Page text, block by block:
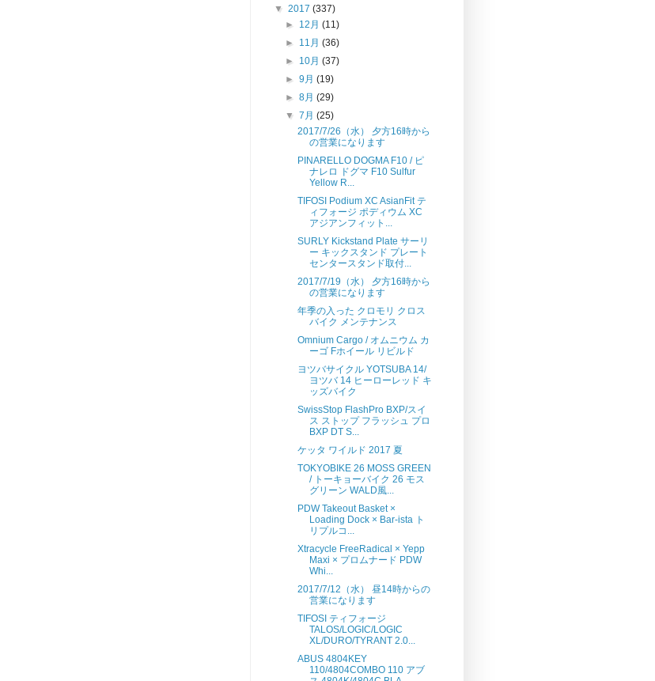
▼ 2017 (337)
► 12月(11)
► 11月(36)
► 10月(37)
►9月(19)
►8月(29)
▼7月(25)
2017/7/26（水） 夕方16時から
の営業になります
PINARELLO DOGMA F10 / ピ
ナレロ ドグマ F10 Sulfur
Yellow R...
TIFOSI Podium XC AsianFit テ
ィフォージ ポディウム XC
アジアンフィット...
SURLY Kickstand Plate サーリ
ー キックスタンド プレート
センタースタンド取付...
2017/7/19（水） 夕方16時から
の営業になります
年季の入った クロモリ クロス
バイク メンテナンス
Omnium Cargo / オムニウム カ
ーゴ Fホイール リビルド
ヨツバサイクル YOTSUBA 14/
ヨツバ 14 ヒーローレッド キ
ッズバイク
SwissStop FlashPro BXP/スイ
ス ストップ フラッシュ プロ
BXP DT S...
ケッタ ワイルド 2017 夏
TOKYOBIKE 26 MOSS GREEN
/ トーキョーバイク 26 モス
グリーン WALD風...
PDW Takeout Basket ×
Loading Dock × Bar-ista ト
リプルコ...
Xtracycle FreeRadical × Yepp
Maxi × プロムナード PDW
Whi...
2017/7/12（水） 昼14時からの
営業になります
TIFOSI ティフォージ
TALOS/LOGIC/LOGIC
XL/DURO/TYRANT 2.0...
ABUS 4804KEY
110/4804COMBO 110 アブ